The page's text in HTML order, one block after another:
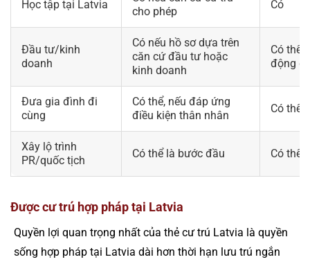
Học tập tại Latvia
cho phép
Có
Đầu tư/kinh
doanh
Có nếu hồ sơ dựa trên
căn cứ đầu tư hoặc
kinh doanh
Có thể
động
Đưa gia đình đi
cùng
Có thể, nếu đáp ứng
điều kiện thân nhân
Có thể
Xây lộ trình
PR/quốc tịch
Có thể là bước đầu Có thể
Được cư trú hợp pháp tại Latvia
Quyền lợi quan trọng nhất của thẻ cư trú Latvia là quyền
sống hợp pháp tại Latvia dài hơn thời hạn lưu trú ngắn